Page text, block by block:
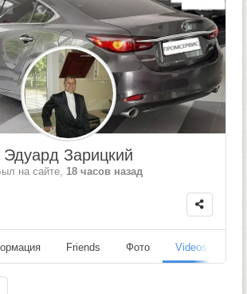
Эдуард Зарицкий
на сайте, 18 часов назад
Friends Фото Videos